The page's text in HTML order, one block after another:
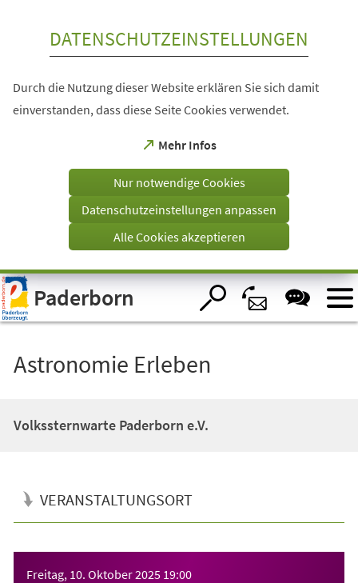
Visuelle
Assistenzsoftware
öffnen.
DATENSCHUTZEINSTELLUNGEN
Durch die Nutzung dieser Website erklären Sie sich damit
einverstanden, dass diese Seite Cookies verwendet.
Mehr Infos
(Öffnet
einem
Tab)
Nur notwendige Cookies
Datenschutzeinstellungen anpassen
Alle Cookies akzeptieren
Paderborn
Astronomie Erleben
Volkssternwarte Paderborn e.V.
VERANSTALTUNGSORT
Freitag, 10. Oktober 2025 19:00